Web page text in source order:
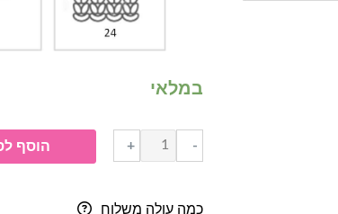
במלאי
-
כמות
של
סופט
+ הוסף
כמה עולה משלוח